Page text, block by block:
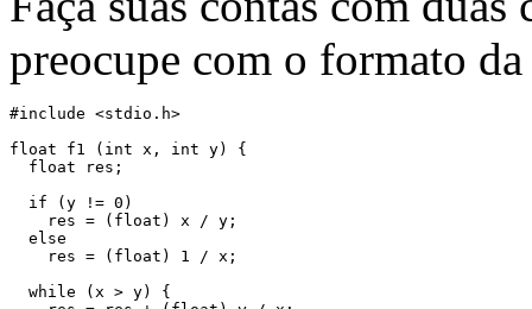
preocupe com o formato da
#include <stdio.h>
float f1 (int x, int y) {
float res;
if (y != 0)
res = (float) x / y;
else
res = (float) 1 / x;
while (x > y) {